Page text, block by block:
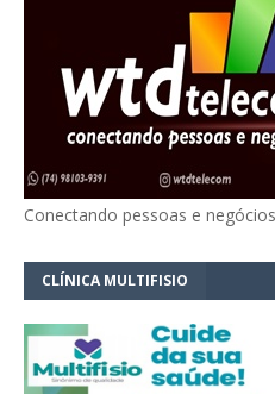
Conectando pessoas e negócios
CLÍNICA MULTIFISIO